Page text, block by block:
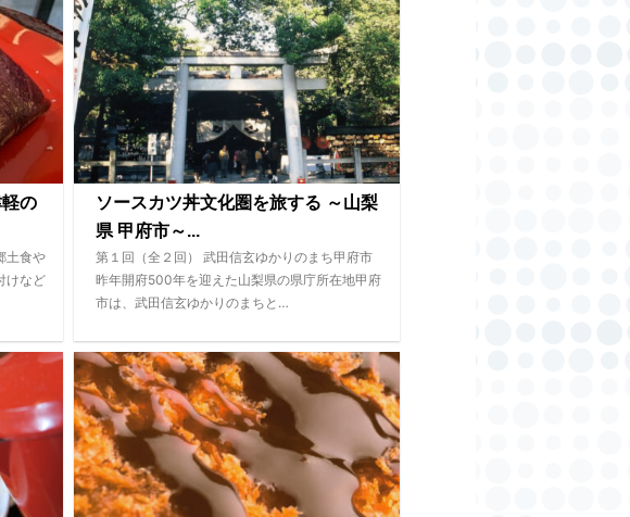
の
土食や
けなど
ソースカツ丼文化圏を旅する ～山梨
県 甲府市～...
第１回（全２回） 武田信玄ゆかりのまち甲府市
昨年開府500年を迎えた山梨県の県庁所在地甲府
市は、武田信玄ゆかりのまちと…